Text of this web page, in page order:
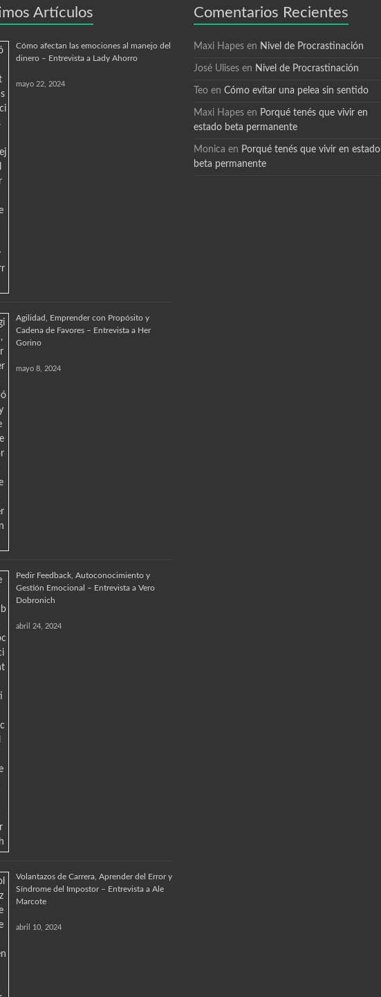
Artículos
Cómo afectan las emociones al manejo del
dinero – Entrevista a Lady Ahorro
mayo 22, 2024
Agilidad, Emprender con Propósito y
Cadena de Favores – Entrevista a Her
Gorino
mayo 8, 2024
Pedir Feedback, Autoconocimiento y
Gestión Emocional – Entrevista a Vero
Dobronich
abril 24, 2024
Volantazos de Carrera, Aprender del Error y
Síndrome del Impostor – Entrevista a Ale
Marcote
abril 10, 2024
Comentarios Recientes
Maxi Hapes en Nivel de Procrastinación
José Ulises en Nivel de Procrastinación
Teo en Cómo evitar una pelea sin sentido
Maxi Hapes en Porqué tenés que vivir en
estado beta permanente
Monica en Porqué tenés que vivir en estado
beta permanente